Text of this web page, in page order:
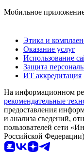
Мобильное
Этика и
Оказание услуг
Использование
Защита
ИТ аккредитация
На информационном
рекомендательные
предоставления
и анализа сведений,
пользователей сети
Российской Федерации)